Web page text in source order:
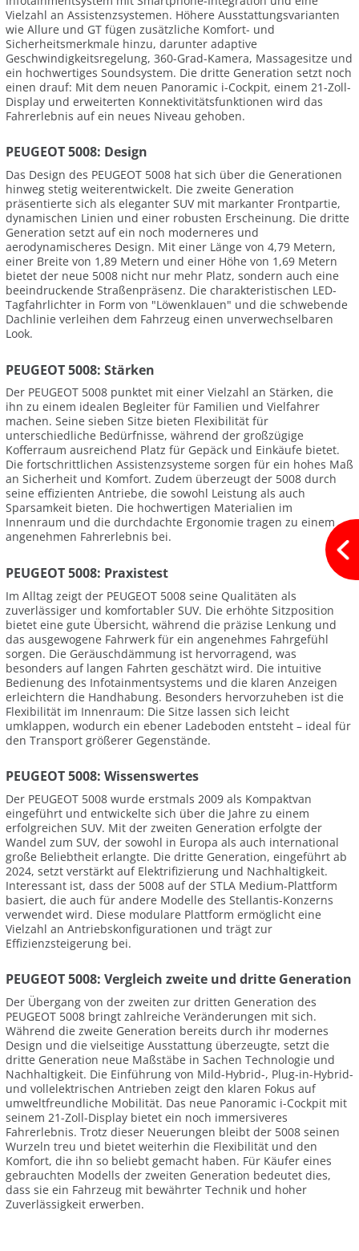
Vielzahl an Assistenzsystemen. Höhere Ausstattungsvarianten
wie Allure und GT fügen zusätzliche Komfort- und
Sicherheitsmerkmale hinzu, darunter adaptive
Geschwindigkeitsregelung, 360-Grad-Kamera, Massagesitze und
ein hochwertiges Soundsystem. Die dritte Generation setzt noch
einen drauf: Mit dem neuen Panoramic i-Cockpit, einem 21-Zoll-
Display und erweiterten Konnektivitätsfunktionen wird das
Fahrerlebnis auf ein neues Niveau gehoben.
PEUGEOT 5008: Design
Das Design des PEUGEOT 5008 hat sich über die Generationen
hinweg stetig weiterentwickelt. Die zweite Generation
präsentierte sich als eleganter SUV mit markanter Frontpartie,
dynamischen Linien und einer robusten Erscheinung. Die dritte
Generation setzt auf ein noch moderneres und
aerodynamischeres Design. Mit einer Länge von 4,79 Metern,
einer Breite von 1,89 Metern und einer Höhe von 1,69 Metern
bietet der neue 5008 nicht nur mehr Platz, sondern auch eine
beeindruckende Straßenpräsenz. Die charakteristischen LED-
Tagfahrlichter in Form von "Löwenklauen" und die schwebende
Dachlinie verleihen dem Fahrzeug einen unverwechselbaren
Look.
PEUGEOT 5008: Stärken
Der PEUGEOT 5008 punktet mit einer Vielzahl an Stärken, die
ihn zu einem idealen Begleiter für Familien und Vielfahrer
machen. Seine sieben Sitze bieten Flexibilität für
unterschiedliche Bedürfnisse, während der großzügige
Kofferraum ausreichend Platz für Gepäck und Einkäufe bietet.
Die fortschrittlichen Assistenzsysteme sorgen für ein hohes Maß
an Sicherheit und Komfort. Zudem überzeugt der 5008 durch
seine effizienten Antriebe, die sowohl Leistung als auch
Sparsamkeit bieten. Die hochwertigen Materialien im
Innenraum und die durchdachte Ergonomie tragen zu einem
angenehmen Fahrerlebnis bei.
PEUGEOT 5008: Praxistest
Im Alltag zeigt der PEUGEOT 5008 seine Qualitäten als
zuverlässiger und komfortabler SUV. Die erhöhte Sitzposition
bietet eine gute Übersicht, während die präzise Lenkung und
das ausgewogene Fahrwerk für ein angenehmes Fahrgefühl
sorgen. Die Geräuschdämmung ist hervorragend, was
besonders auf langen Fahrten geschätzt wird. Die intuitive
Bedienung des Infotainmentsystems und die klaren Anzeigen
erleichtern die Handhabung. Besonders hervorzuheben ist die
Flexibilität im Innenraum: Die Sitze lassen sich leicht
umklappen, wodurch ein ebener Ladeboden entsteht – ideal für
den Transport größerer Gegenstände.
PEUGEOT 5008: Wissenswertes
Der PEUGEOT 5008 wurde erstmals 2009 als Kompaktvan
eingeführt und entwickelte sich über die Jahre zu einem
erfolgreichen SUV. Mit der zweiten Generation erfolgte der
Wandel zum SUV, der sowohl in Europa als auch international
große Beliebtheit erlangte. Die dritte Generation, eingeführt ab
2024, setzt verstärkt auf Elektrifizierung und Nachhaltigkeit.
Interessant ist, dass der 5008 auf der STLA Medium-Plattform
basiert, die auch für andere Modelle des Stellantis-Konzerns
verwendet wird. Diese modulare Plattform ermöglicht eine
Vielzahl an Antriebskonfigurationen und trägt zur
Effizienzsteigerung bei.
PEUGEOT 5008: Vergleich zweite und dritte Generation
Der Übergang von der zweiten zur dritten Generation des
PEUGEOT 5008 bringt zahlreiche Veränderungen mit sich.
Während die zweite Generation bereits durch ihr modernes
Design und die vielseitige Ausstattung überzeugte, setzt die
dritte Generation neue Maßstäbe in Sachen Technologie und
Nachhaltigkeit. Die Einführung von Mild-Hybrid-, Plug-in-Hybrid-
und vollelektrischen Antrieben zeigt den klaren Fokus auf
umweltfreundliche Mobilität. Das neue Panoramic i-Cockpit mit
seinem 21-Zoll-Display bietet ein noch immersiveres
Fahrerlebnis. Trotz dieser Neuerungen bleibt der 5008 seinen
Wurzeln treu und bietet weiterhin die Flexibilität und den
Komfort, die ihn so beliebt gemacht haben. Für Käufer eines
gebrauchten Modells der zweiten Generation bedeutet dies,
dass sie ein Fahrzeug mit bewährter Technik und hoher
Zuverlässigkeit erwerben.